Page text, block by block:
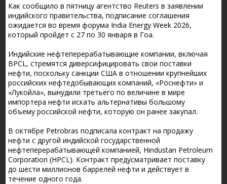
Как сообщило в пятницу агентство Reuters в заявлении
индийского правительства, подписание соглашения
ожидается во время форума India Energy Week 2026,
который пройдет с 27 по 30 января в Гоа.
Индийские нефтеперерабатывающие компании, включая
BPCL, стремятся диверсифицировать свои поставки
нефти, поскольку санкции США в отношении крупнейших
российских нефтедобывающих компаний, «Роснефти» и
«Лукойла», вынудили третьего по величине в мире
импортера нефти искать альтернативы большому
объему российской нефти, которую он ранее закупал.
В октябре Petrobras подписала контракт на продажу
нефти с другой индийской государственной
нефтеперерабатывающей компанией, Hindustan Petroleum
Corporation (HPCL). Контракт предусматривает поставку
до шести миллионов баррелей нефти и действует в
течение одного года.